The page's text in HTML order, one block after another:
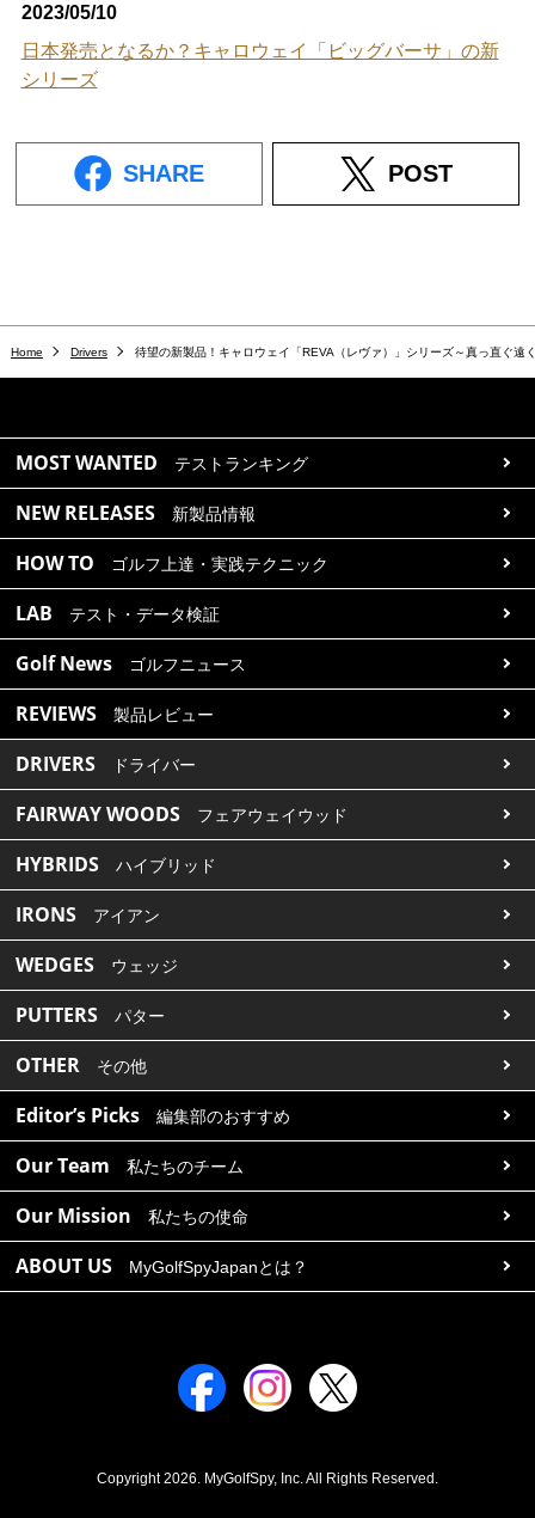
2023/05/10
日本発売となるか？キャロウェイ「ビッグバーサ」の新
シリーズ
SHARE POST
Home Drivers 待望の新製品！キャロウェイ「REVA（レヴァ）」シリーズ～真っ直ぐ遠
MOST WANTED テストランキング
NEW RELEASES 新製品情報
HOW TO ゴルフ上達・実践テクニック
LAB テスト・データ検証
Golf News ゴルフニュース
REVIEWS 製品レビュー
DRIVERS ドライバー
FAIRWAY WOODS フェアウェイウッド
HYBRIDS ハイブリッド
IRONS アイアン
WEDGES ウェッジ
PUTTERS パター
OTHER その他
Editor’s Picks 編集部のおすすめ
Our Team 私たちのチーム
Our Mission 私たちの使命
ABOUT US MyGolfSpyJapanとは？
Copyright 2026. MyGolfSpy, Inc. All Rights Reserved.